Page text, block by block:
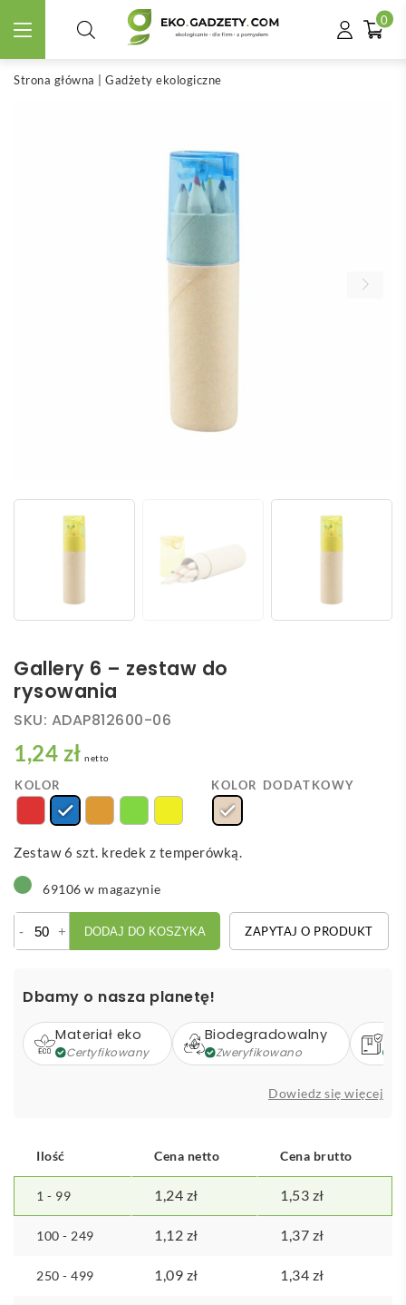
0
Strona główna Gadżety ekologiczne
Gallery 6 – zestaw do
rysowania
SKU: ADAP812600-06
1,24 zł netto
KOLOR KOLOR DODATKOWY
Zestaw 6 szt. kredek z temperówką.
69106 w magazynie
-
Gallery
zestaw
rysowania
+ DODAJ DO KOSZYKA ZAPYTAJ O PRODUKT
Dbamy o nasza planetę!
Materiał eko
Certyfikowany
Biodegradowalny
Zweryfikowano
Dowiedz się więcej
Ilość Cena netto Cena brutto
1 - 99 1,24 zł 1,53 zł
100 - 249 1,12 zł 1,37 zł
250 - 499 1,09 zł 1,34 zł